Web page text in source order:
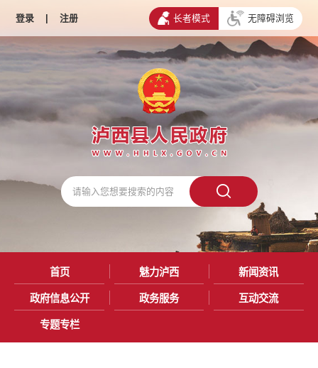
登录 | 注册 长者模式 无障碍浏览
首页 魅力泸西 新闻资讯
政府信息公开 政务服务 互动交流
专题专栏